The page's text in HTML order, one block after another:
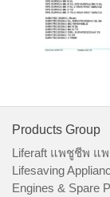
Products Group
Liferaft แพชูชีพ แ
Lifesaving
Engines & Spare